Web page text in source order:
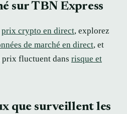
sur TBN Express
prix crypto en direct, explorez
de marché en direct, et
fluctuent dans risque et
que surveillent les